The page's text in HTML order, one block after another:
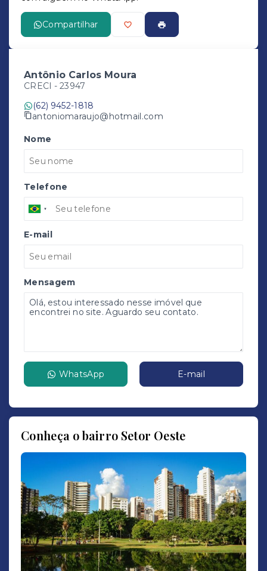
Compartilhar
Antônio Carlos Moura
CRECI - 23947
(62) 9452-1818
antoniomaraujo@hotmail.com
Nome
Telefone
E-mail
Mensagem
WhatsApp E-mail
Conheça o bairro Setor Oeste